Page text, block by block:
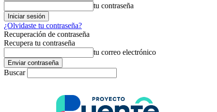
tu contraseña
¿Olvidaste tu contraseña?
Recuperación de contraseña
Recupera tu contraseña
tu correo electrónico
Buscar